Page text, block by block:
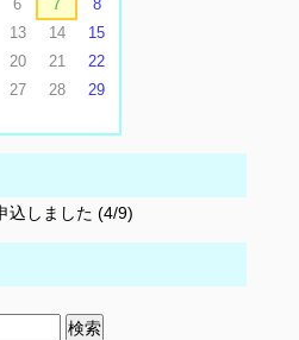
6 7
8
13 14
15
20 21
22
27 28
29
込しました (4/9)